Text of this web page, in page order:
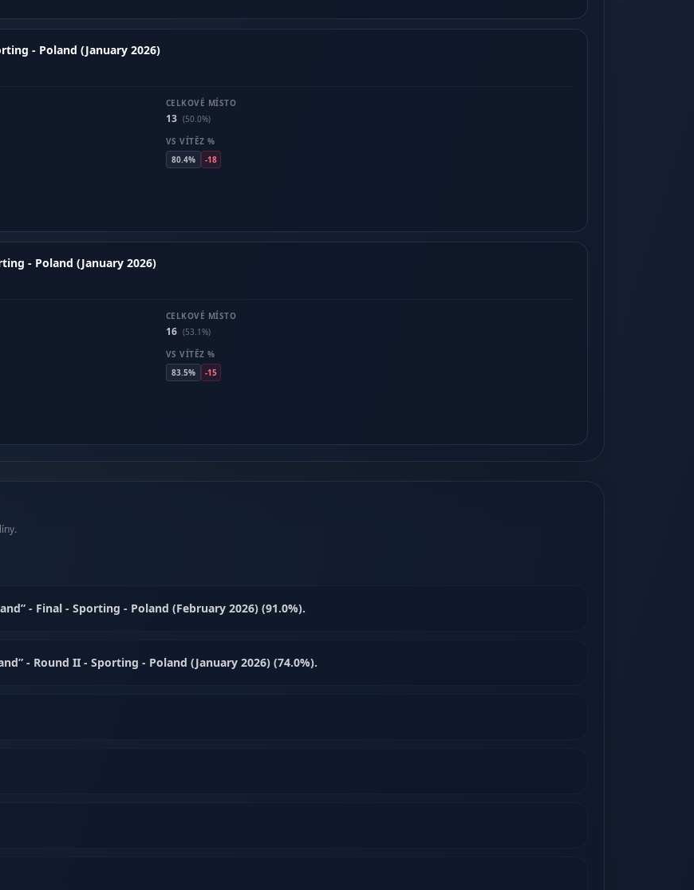
- Poland (January 2026)
CELKOVÉ MÍSTO
13 (50.0%)
VS VÍTĚZ %
80.4%
-18
- Poland (January 2026)
CELKOVÉ MÍSTO
16 (53.1%)
VS VÍTĚZ %
83.5%
-15
- Final - Sporting - Poland (February 2026) (91.0%).
- Round II - Sporting - Poland (January 2026) (74.0%).